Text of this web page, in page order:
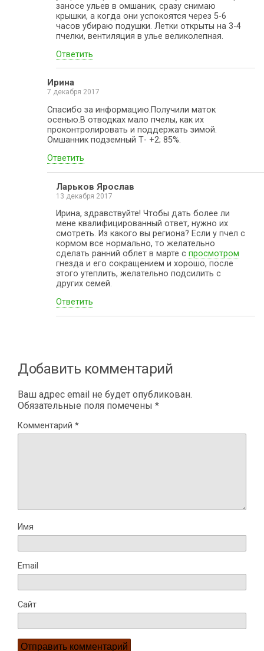
заносе ульев в омшаник, сразу снимаю
крышки, а когда они успокоятся через 5-6
часов убираю подушки. Летки открыты на 3-4
пчелки, вентиляция в улье великолепная.
Ответить
Ирина
7 декабря 2017
Спасибо за информацию.Получили маток
осенью.В отводках мало пчелы, как их
проконтролировать и поддержать зимой.
Омшанник подземный Т- +2; 85%.
Ответить
Ларьков Ярослав
13 декабря 2017
Ирина, здравствуйте! Чтобы дать более ли
мене квалифицированный ответ, нужно их
смотреть. Из какого вы региона? Если у пчел с
кормом все нормально, то желательно
сделать ранний облет в марте с просмотром
гнезда и его сокращением и хорошо, после
этого утеплить, желательно подсилить с
других семей.
Ответить
Добавить комментарий
Ваш адрес email не будет опубликован.
Обязательные поля помечены *
Комментарий *
Имя
Email
Сайт